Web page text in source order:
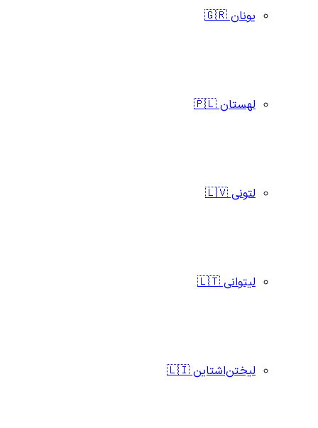
یونان 🇬🇷
لهستان 🇵🇱
لتونی 🇱🇻
لیتوانی 🇱🇹
لیختن‌اشتاین 🇱🇮